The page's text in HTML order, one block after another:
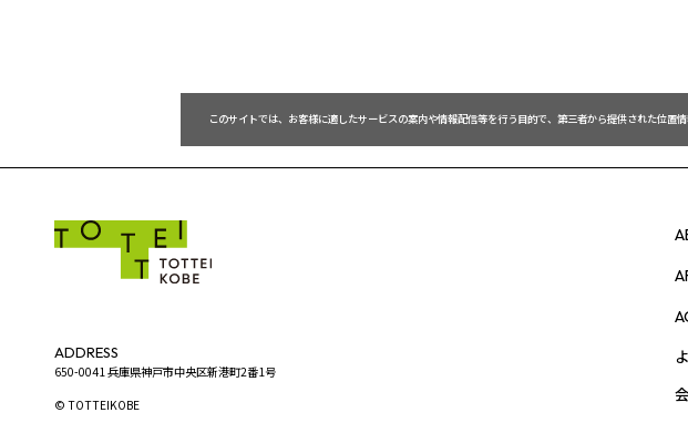
このサイトでは、お客様に適したサービスの案内や情報配信等を行う目的で、第三者から提供された位置
ADDRESS
650-0041 兵庫県神戸市中央区新港町2番1号
© TOTTEIKOBE